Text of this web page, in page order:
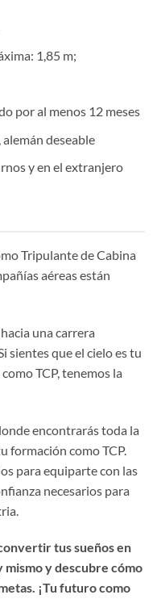
1,85 m;
por al menos 12 meses
deseable
y en el extranjero
Tripulante de Cabina
aéreas están
una carrera
sientes que el cielo es tu
TCP, tenemos la
encontrarás toda la
formación como TCP.
para equiparte con las
necesarios para
tus sueños en
mismo y descubre cómo
¡Tu futuro como